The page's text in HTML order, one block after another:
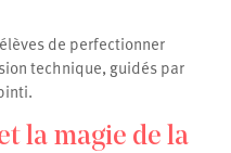
de perfectionner
technique, guidés par
la magie de la